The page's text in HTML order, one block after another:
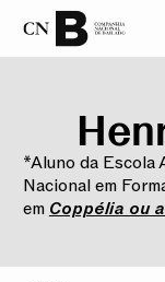
*Aluno da Escola
Nacional em
em Coppélia ou